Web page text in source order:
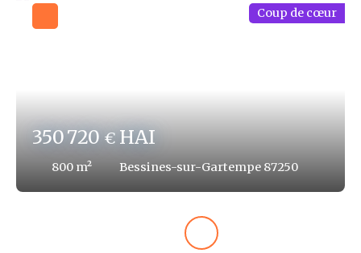
350 720€HAI
800 m² Bessines-sur-Gartempe 87250
Coup de cœur